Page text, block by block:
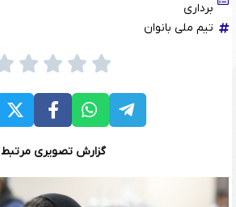
برداری
تیم ملی بانوان
گزارش تصویری مرتبط